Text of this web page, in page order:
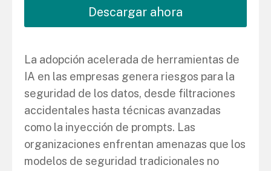
Descargar ahora
La adopción acelerada de herramientas de
IA en las empresas genera riesgos para la
seguridad de los datos, desde filtraciones
accidentales hasta técnicas avanzadas
como la inyección de prompts. Las
organizaciones enfrentan amenazas que los
modelos de seguridad tradicionales no